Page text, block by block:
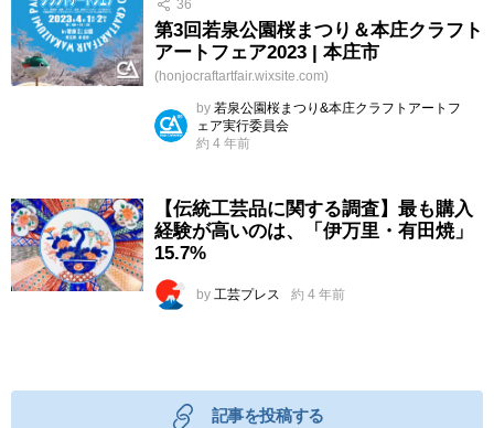
36
第3回若泉公園桜まつり＆本庄クラフト
アートフェア2023 | 本庄市
(honjocraftartfair.wixsite.com)
by 若泉公園桜まつり&本庄クラフトアートフ
ェア実行委員会
約 4 年前
【伝統工芸品に関する調査】最も購入
経験が高いのは、「伊万里・有田焼」
15.7%
by 工芸プレス 約 4 年前
記事を投稿する